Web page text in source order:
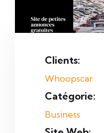
Clients:
Whoopscar
Catégorie:
Business